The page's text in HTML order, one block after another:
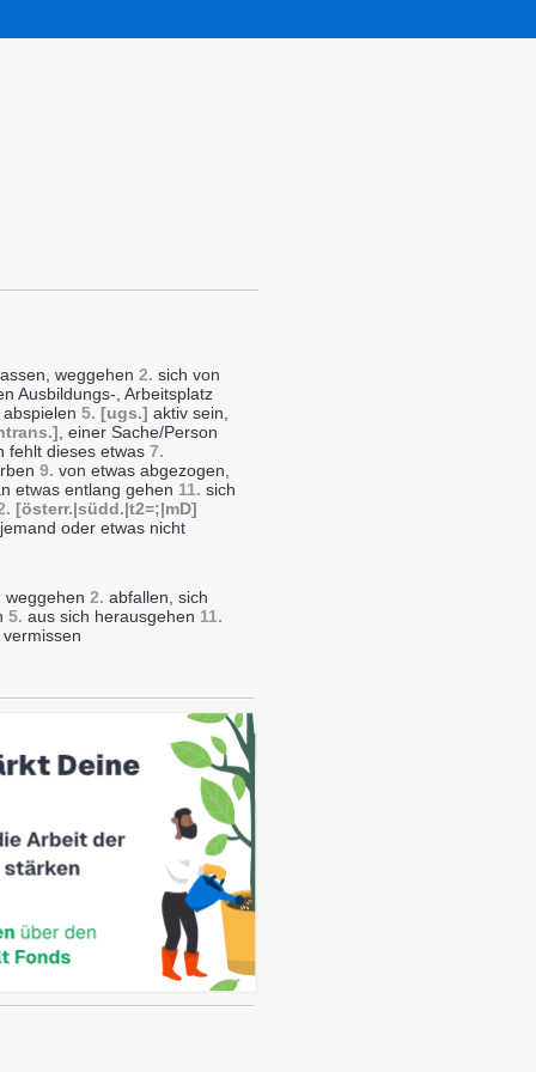
weggehen 2. sich von
Ausbildungs-, Arbeitsplatz
5. [ugs.] aktiv sein,
, einer Sache/Person
fehlt dieses etwas 7.
9. von etwas abgezogen,
etwas entlang gehen 11. sich
[österr.|südd.|t2=;|mD]
oder etwas nicht
2. abfallen, sich
5. aus sich herausgehen 11.